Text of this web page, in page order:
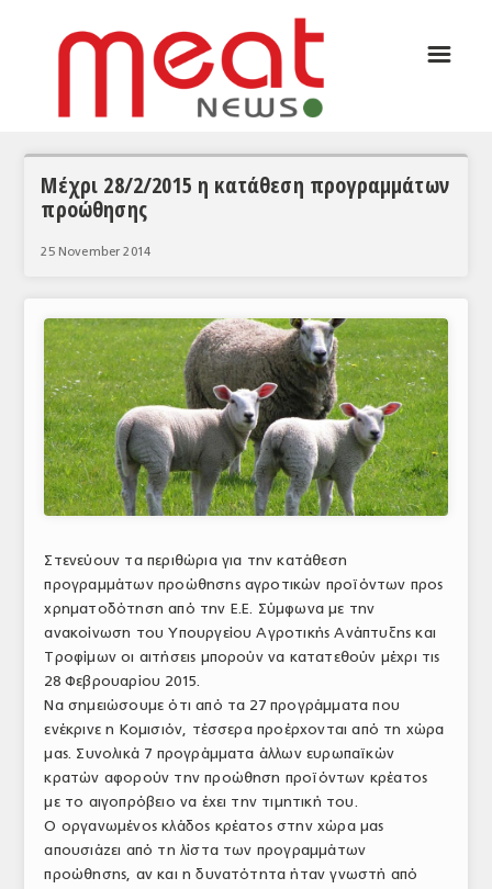
ΣΥΝΕΝΤΕΥΞΕΙΣ
ΘΕΜΑΤΑ
ΚΟΣΜΟΣ
ΕΙΔΗΣΕΙΣ
ΕΥΡΩΠΑΪΚΕΣ ΑΠΟΦΑΣΕΙΣ
ΘΕΜΑΤΑ
ΕΜΠΟΡΙΚΟΣ ΚΑΤΑΛΟΓΟΣ
ΠΑΡΑΓΩΓΗ & ΕΜΠΟΡΙΑ
ΣΦΑΓΕΙΑ
ΠΡΩΤΕΣ ΥΛΕΣ
ΕΞΟΠΛΙΣΜΟΣ
ΥΠΗΡΕΣΙΕΣ
ΕΜΠΟΡΙΚΟΙ ΑΝΤΙΠΡΟΣΩΠΟΙ
ΝΟΜΟΘΕΣΙΑ
☰
Μέχρι 28/2/2015 η κατάθεση προγραμμάτων
προώθησης
25 November 2014
Στενεύουν τα περιθώρια για την κατάθεση
προγραμμάτων προώθησης αγροτικών προϊόντων προς
χρηματοδότηση από την Ε.Ε. Σύμφωνα με την
ανακοίνωση του Υπουργείου Αγροτικής Ανάπτυξης και
Τροφίμων οι αιτήσεις μπορούν να κατατεθούν μέχρι τις
28 Φεβρουαρίου 2015.
Να σημειώσουμε ότι από τα 27 προγράμματα που
ενέκρινε η Κομισιόν, τέσσερα προέρχονται από τη χώρα
μας. Συνολικά 7 προγράμματα άλλων ευρωπαϊκών
κρατών αφορούν την προώθηση προϊόντων κρέατος
με το αιγοπρόβειο να έχει την τιμητική του.
Ο οργανωμένος κλάδος κρέατος στην χώρα μας
απουσιάζει από τη λίστα των προγραμμάτων
προώθησης, αν και η δυνατότητα ήταν γνωστή από